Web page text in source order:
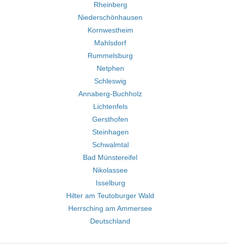
Rheinberg
Niederschönhausen
Kornwestheim
Mahlsdorf
Rummelsburg
Netphen
Schleswig
Annaberg-Buchholz
Lichtenfels
Gersthofen
Steinhagen
Schwalmtal
Bad Münstereifel
Nikolassee
Isselburg
Hilter am Teutoburger Wald
Herrsching am Ammersee
Deutschland